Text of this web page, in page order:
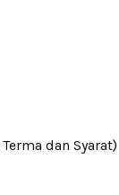
Terma dan Syarat)